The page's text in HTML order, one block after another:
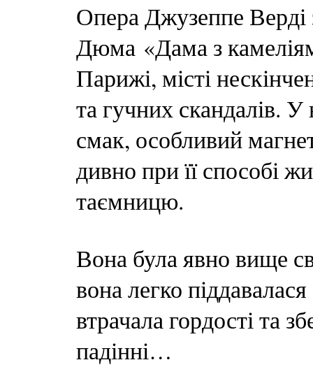
Опера Джузеппе
Дюма «Дама з
Парижі, місті
та гучних скандалів. У
смак, особливий
дивно при її способі
таємницю.
Вона була явно вище
вона легко
втрачала гордості та
падінні…